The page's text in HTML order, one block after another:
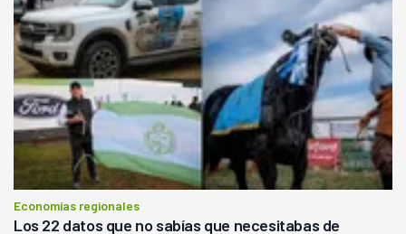
Economías regionales
Los 22 datos que no sabías que necesitabas de